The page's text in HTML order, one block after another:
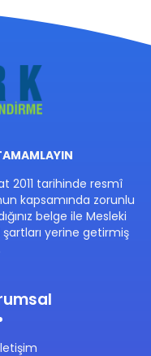
2011 tarihinde resmî
kapsamında zorunlu
belge ile Mesleki
yerine getirmiş